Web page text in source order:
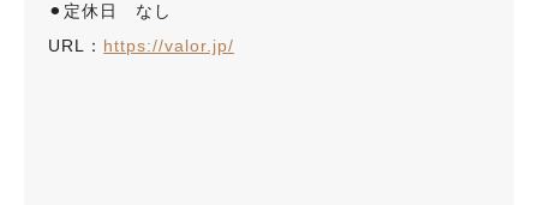
⚫︎定休日 なし
URL： https://valor.jp/